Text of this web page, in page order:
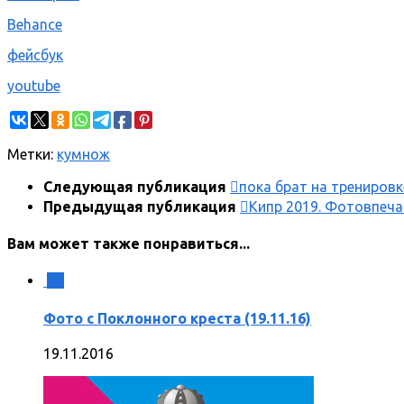
Behance
фейсбук
youtube
Метки: кумнож
Следующая публикация
пока брат на
Предыдущая публикация
Кипр 2019.
Вам может также понравиться...
Фото с Поклонного креста (19.11.16)
19.11.2016